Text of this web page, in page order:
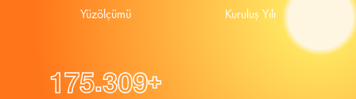
Yüzölçümü Kuruluş Yılı
175.309+